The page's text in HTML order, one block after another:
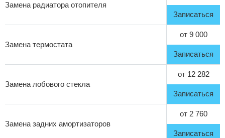
Замена радиатора отопителя
Записаться
Замена термостата
от 9 000
Записаться
Замена лобового стекла
от 12 282
Записаться
Замена задних амортизаторов
от 2 760
Записаться